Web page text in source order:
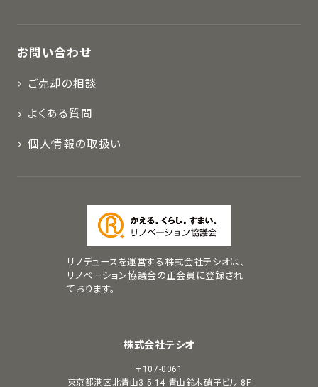
お問い合わせ
ご売却の相談
よくある質問
個人情報の取扱い
リノデュースを運営する株式会社テシオは、
リノベーション協議会の正会員に登録され
ております。
株式会社テシオ
〒107-0061
東京都港区北青山3-5-14 青山鈴木硝子ビル 8F